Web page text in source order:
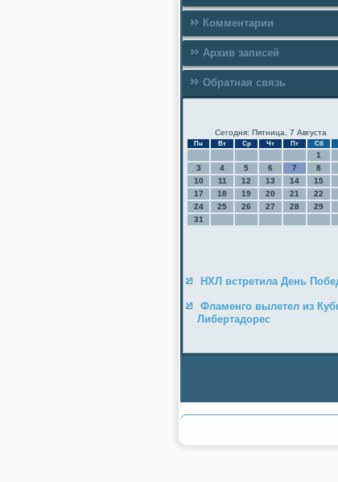
Комментарии
Архив записей
Обратная связь
Сегодня: Пятница, 7 Августа
Пн Вт Ср Чт Пт Сб
1
3
4 5 6 7 8
10
11 12 13 14 15
17
18 19 20 21 22
24
25 26 27 28 29
31
НХЛ встретила День
Фламенго вылетел из
Либертадорес